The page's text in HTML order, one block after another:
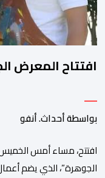
افتتاح المعرض
بواسطة أحداث. أنفو
افتتح، مساء أمس الخميس